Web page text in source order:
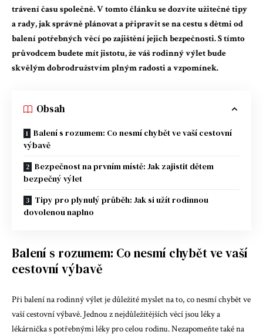
trávení času společně. V tomto článku se dozvíte užitečné tipy
a rady, jak správně plánovat a připravit se na cestu s dětmi od
balení potřebných věcí po zajištění jejich bezpečnosti. S tímto
průvodcem budete mít jistotu, že váš rodinný výlet bude
skvělým dobrodružstvím plným radosti a vzpomínek.
Obsah
Balení s rozumem: Co nesmí chybět ve vaší cestovní
výbavě
Bezpečnost na prvním místě: Jak zajistit dětem
bezpečný výlet
Tipy pro plynulý průběh: Jak si užít rodinnou
dovolenou naplno
Balení s rozumem: Co nesmí chybět ve vaší
cestovní výbavě
Při balení na rodinný výlet je důležité myslet na to, co nesmí chybět ve
vaší cestovní výbavě. Jednou z nejdůležitějších věcí jsou léky a
lékárnička s potřebnými léky pro celou rodinu. Nezapomeňte také na